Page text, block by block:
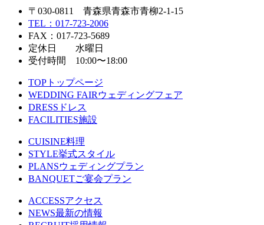
〒030-0811 青森県青森市青柳2-1-15
TEL：017-723-2006
FAX：017-723-5689
定休日 水曜日
受付時間 10:00〜18:00
TOP トップページ
WEDDING FAIR ウェディングフェア
DRESS ドレス
FACILITIES施設
CUISINE料理
STYLE挙式スタイル
PLANSウェディングプラン
BANQUETご宴会プラン
ACCESSアクセス
NEWS最新の情報